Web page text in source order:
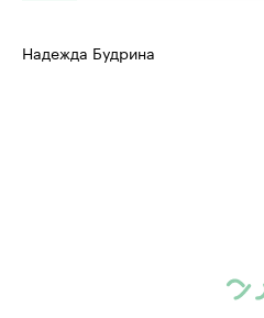
Надежда Будрина